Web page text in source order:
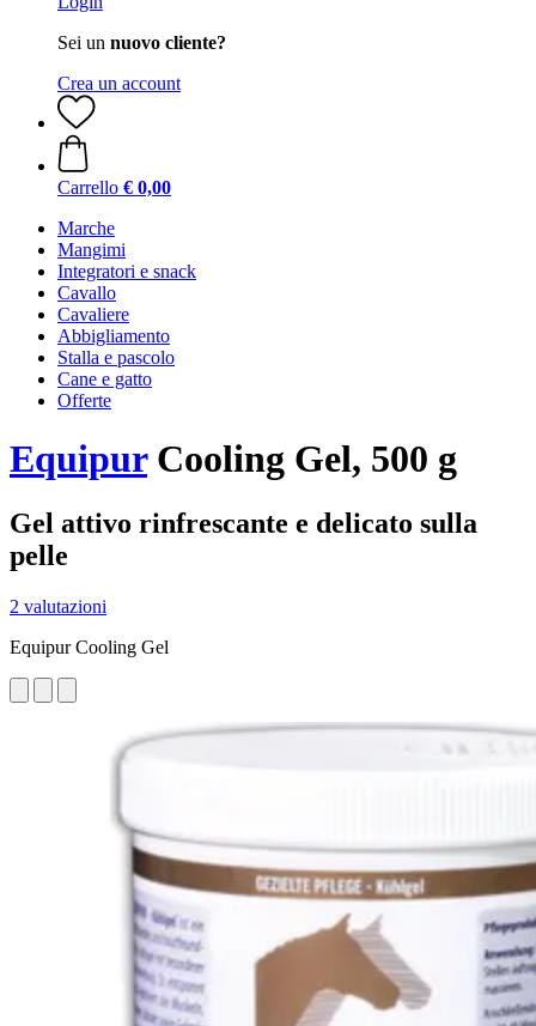
Sei un nuovo cliente?
Crea un account
Carrello € 0,00
Marche
Mangimi
Integratori e snack
Cavallo
Cavaliere
Abbigliamento
Stalla e pascolo
Cane e gatto
Offerte
EquipurCooling Gel, 500 g
Gel attivo rinfrescante e delicato sulla
pelle
2 valutazioni
Equipur Cooling Gel